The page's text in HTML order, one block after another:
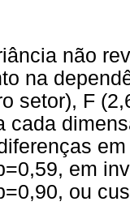
não
na
setor), F
cada
em
ou